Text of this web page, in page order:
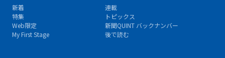
新着
連載
特集
トピックス
Web限定
新聞QUINT バックナンバー
My First Stage
後で読む